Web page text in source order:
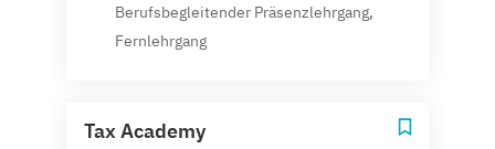
Berufsbegleitender Präsenzlehrgang,
Fernlehrgang
Tax Academy